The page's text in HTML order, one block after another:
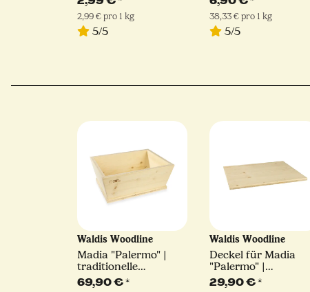
2,99 € pro 1 kg
5/5
38,33 € pro 1 kg
5/5
Waldis Woodline
Madia "Palermo" |
traditionelle
Teigschüssel | Waldis
69,90 €*
Waldis Woodline
Deckel für Madia
"Palermo" |
traditionelle
29,90 €*